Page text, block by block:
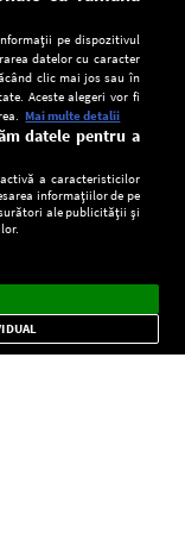
CONFIDENŢIALITATE
×
pe dispozitivul
datelor cu caracter
clic mai jos sau în
Aceste alegeri vor fi
Mai multe detalii
datele pentru a
a caracteristicilor
informațiilor de pe
ale publicității și